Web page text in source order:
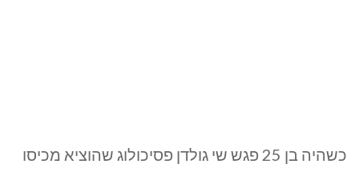
כשהיה בן 25 פגש שי גולדן פסיכולוג שהוציא מכיסו